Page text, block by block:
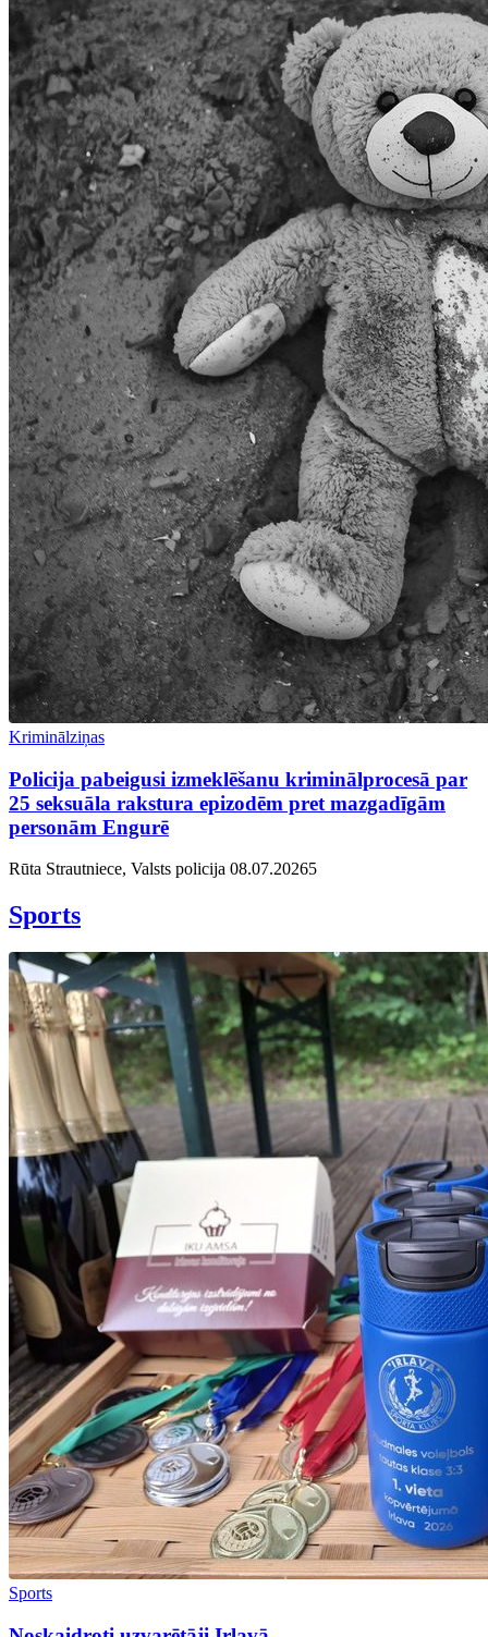
Kriminālziņas
Policija pabeigusi izmeklēšanu kriminālprocesā par
25 seksuāla rakstura epizodēm pret mazgadīgām
personām Engurē
Rūta Strautniece, Valsts policija 08.07.20265
Sports
Sports